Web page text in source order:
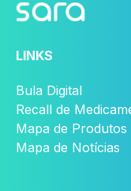
LINKS
Bula Digital
Recall de
Mapa de Produtos
Mapa de Notícias